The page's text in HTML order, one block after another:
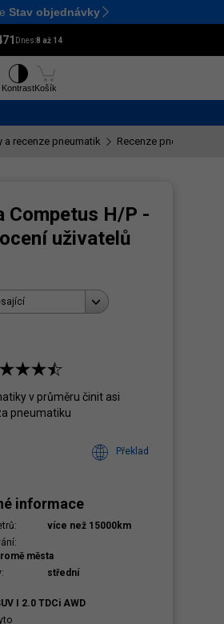
Ctrl M
Stav objednávky
Dnes:8 až 14
KontrastKošík
a recenze pneumatik Recenze pneumatik
Competus H/P -
uživatelů
v průměru činit asi
pneumatiku
Překlad
informace
více než 15000km
města
střední
I 2.0 TDCi AWD